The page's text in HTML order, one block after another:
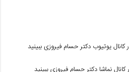
کانال یوتیوب دکتر حسام فیروزی ببینید
کانال نماشا دکتر حسام فیروزی ببینید